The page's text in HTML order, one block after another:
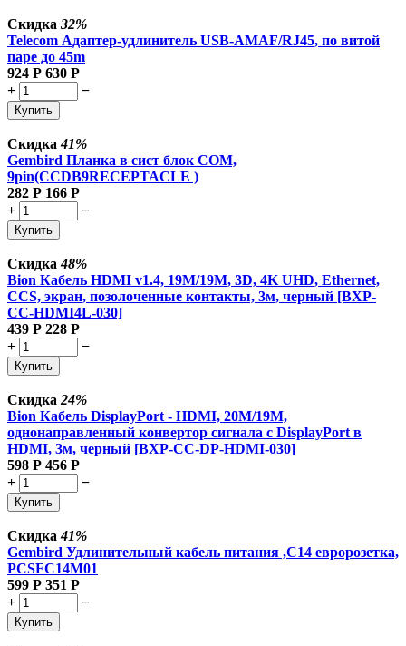
Скидка 32%
Telecom Адаптер-удлинитель USB-AMAF/RJ45, по витой
паре до 45m
924 Р 630 Р
+
−
Купить
Скидка41%
Gembird Планка в сист блок COM,
9pin(CCDB9RECEPTACLE )
282 Р 166 Р
+
−
Купить
Скидка48%
Bion Кабель HDMI v1.4, 19M/19M, 3D, 4K UHD, Ethernet,
CCS, экран, позолоченные контакты, 3м, черный [BXP-
CC-HDMI4L-030]
439 Р 228 Р
+
−
Купить
Скидка 24%
Bion Кабель DisplayPort - HDMI, 20M/19M,
однонаправленный конвертор сигнала с DisplayPort в
HDMI, 3м, черный [BXP-CC-DP-HDMI-030]
598 Р 456 Р
+
−
Купить
Скидка41%
Gembird Удлинительный кабель питания ,C14 евророзетка,
PCSFC14M01
599 Р 351 Р
+
−
Купить